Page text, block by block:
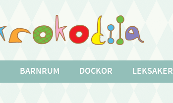
BARNRUM DOCKOR LEKSAKER